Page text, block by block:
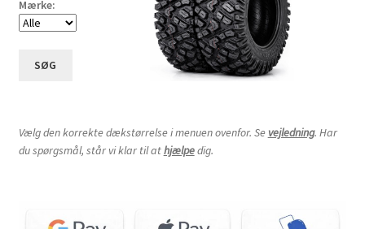
Mærke:
SØG
Vælg den korrekte dækstørrelse i menuen ovenfor. Se vejledning. Har
du spørgsmål, står vi klar til athjælpedig.